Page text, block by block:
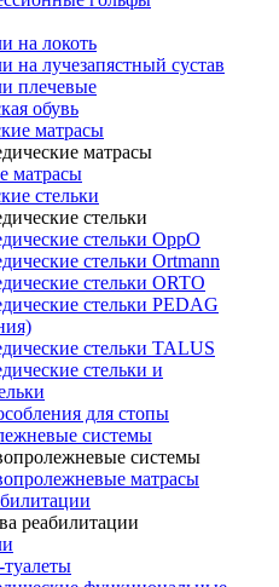
на локоть
на лучезапястный сустав
плечевые
обувь
матрасы
матрасы
матрасы
стельки
стельки
стельки OppO
стельки Ortmann
стельки ORTO
стельки PEDAG
стельки TALUS
стельки и
для стопы
системы
системы
матрасы
реабилитации